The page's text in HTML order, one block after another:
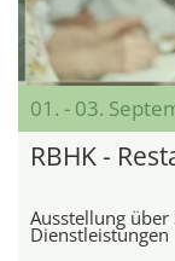
01. - 03.
RBHK -
Ausstellung
Dienstleistungen